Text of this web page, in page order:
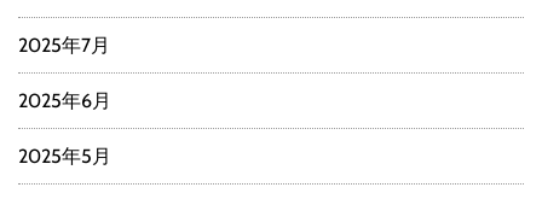
2025年7月
2025年6月
2025年5月